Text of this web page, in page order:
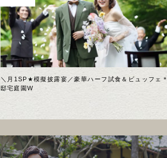
＼月1SP★模擬披露宴／豪華ハーフ試食＆ビュッフェ＊
邸宅庭園W